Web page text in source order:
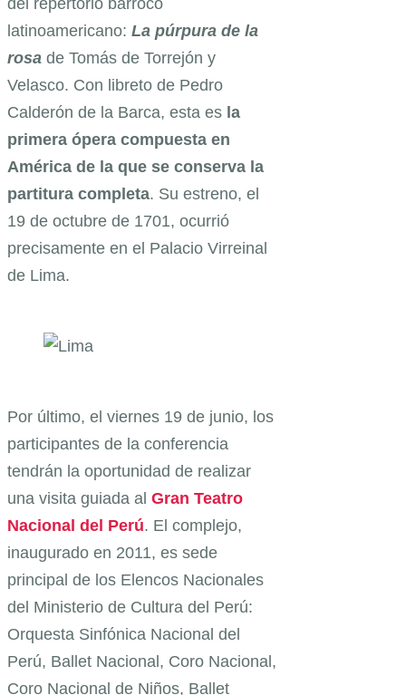
latinoamericano: La púrpura de la
rosa de Tomás de Torrejón y
Velasco. Con libreto de Pedro
Calderón de la Barca, esta es la
primera ópera compuesta en
América de la que se conserva la
partitura completa. Su estreno, el
19 de octubre de 1701, ocurrió
precisamente en el Palacio Virreinal
de Lima.
Por último, el viernes 19 de junio, los
participantes de la conferencia
tendrán la oportunidad de realizar
una visita guiada al Gran Teatro
Nacional del Perú. El complejo,
inaugurado en 2011, es sede
principal de los Elencos Nacionales
del Ministerio de Cultura del Perú:
Orquesta Sinfónica Nacional del
Perú, Ballet Nacional, Coro Nacional,
Coro Nacional de Niños, Ballet